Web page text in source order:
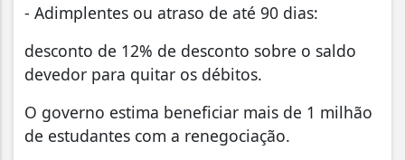
- Adimplentes ou atraso de até 90 dias:
desconto de 12% de desconto sobre o saldo
devedor para quitar os débitos.
O governo estima beneficiar mais de 1 milhão
de estudantes com a renegociação.